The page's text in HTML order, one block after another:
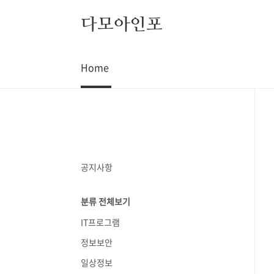
다모아인포
Home
공지사항
분류 전체보기
IT프로그램
정보보안
일상정보